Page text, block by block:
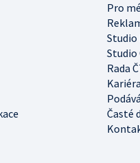
Pro
Studio
Studio
Rada
Kariéra
Časté